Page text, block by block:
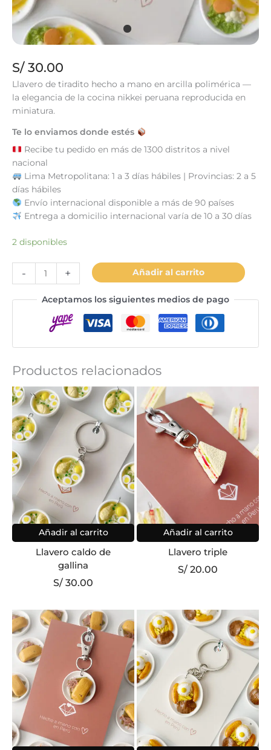
S/30.00
Llavero de tiradito hecho a mano en arcilla polimérica —
la elegancia de la cocina nikkei peruana reproducida en
miniatura.
Te lo enviamos donde estés
Recibe tu pedido en más de 1300 distritos a nivel
nacional
Lima Metropolitana: 1 a 3 días hábiles | Provincias: 2 a 5
días hábiles
Envío internacional disponible a más de 90 países
Entrega a domicilio internacional varía de 10 a 30 días
2 disponibles
-
tiradito
cantidad
+ Añadir al carrito
Aceptamos los siguientes medios de pago
Productos relacionados
Añadir al carrito
Llavero caldo de
gallina
S/ 30.00
Añadir al carrito
Llavero triple
S/ 20.00